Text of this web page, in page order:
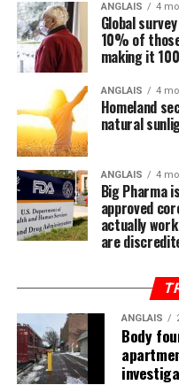
ANGLAIS 4
Global
10% of
making it
ANGLAIS 4
Homeland
natural
ANGLAIS 4
Big Pharma
approved
actually
are
ANGLAIS
Body